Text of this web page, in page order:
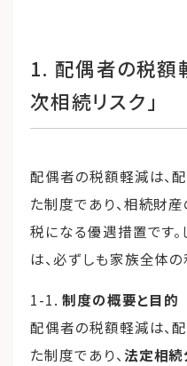
1. 配偶者の税額
次相続リスク」
配偶者の税額軽減は、
た制度であり、相続財
税になる優遇措置です。
は、必ずしも家族全体
1-1. 制度の概要と目的
配偶者の税額軽減は、
た制度であり、 法定相